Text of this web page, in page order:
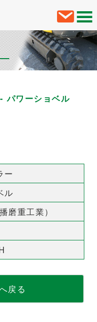
パワーショベル
ー
ル
磨重工業）
戻る